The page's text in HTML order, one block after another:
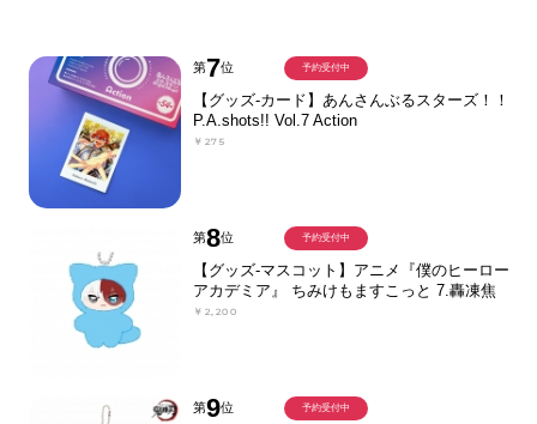
第7位
【グッズ-カード】あんさんぶるスターズ！！
P.A.shots!! Vol.7 Action
￥275
予約受付中
第8位
【グッズ-マスコット】アニメ『僕のヒーロー
アカデミア』 ちみけもますこっと 7.轟凍焦
￥2,200
予約受付中
第9位 予約受付中